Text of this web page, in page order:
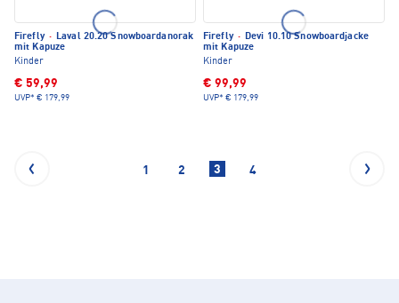
Firefly · Laval 20.20 Snowboardanorak
mit Kapuze
Kinder
€ 59,99
UVP* € 179,99
Firefly · Devi 10.10 Snowboardjacke
mit Kapuze
Kinder
€ 99,99
UVP* € 179,99
1 2 3 4